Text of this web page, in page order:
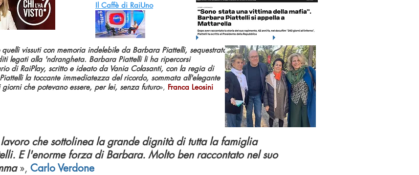
Il Caffè di RaiUno
quelli vissuti con memoria indelebile da Barbara Piattelli, sequestrata
legati alla 'ndrangheta. Barbara Piattelli li ha ripercorsi
di RaiPlay, scritto e ideato da Vania Colasanti, con la regia di
la toccante immediatezza del ricordo, sommata all'elegante
che potevano essere, per lei, senza futuro», Franca Leosini
che sottolinea la grande dignità di tutta la famiglia
E l'enorme forza di Barbara. Molto ben raccontato nel suo
», Carlo Verdone